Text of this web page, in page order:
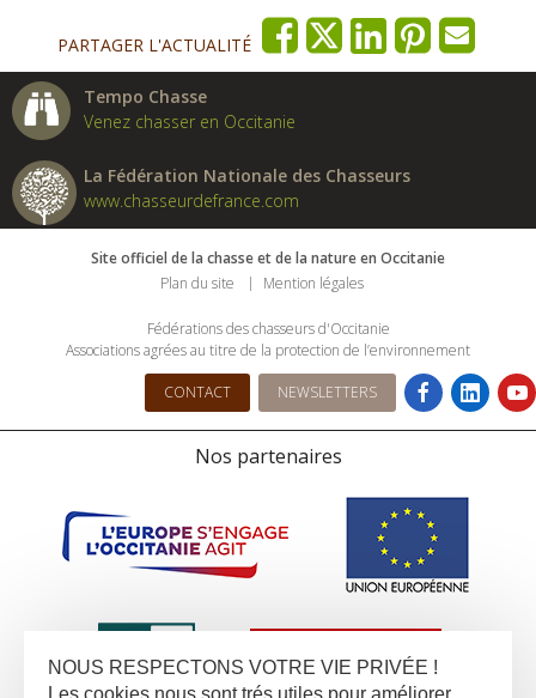
PARTAGER L'ACTUALITÉ
Tempo Chasse
Venez chasser en Occitanie
La Fédération Nationale des Chasseurs
www.chasseurdefrance.com
Site officiel de la chasse et de la nature en Occitanie
Plan du site
Mention légales
Fédérations des chasseurs d'Occitanie
Associations agrées au titre de la protection de l’environnement
CONTACT NEWSLETTERS
Nos partenaires
NOUS RESPECTONS VOTRE VIE PRIVÉE !
Les cookies nous sont trés utiles pour améliorer